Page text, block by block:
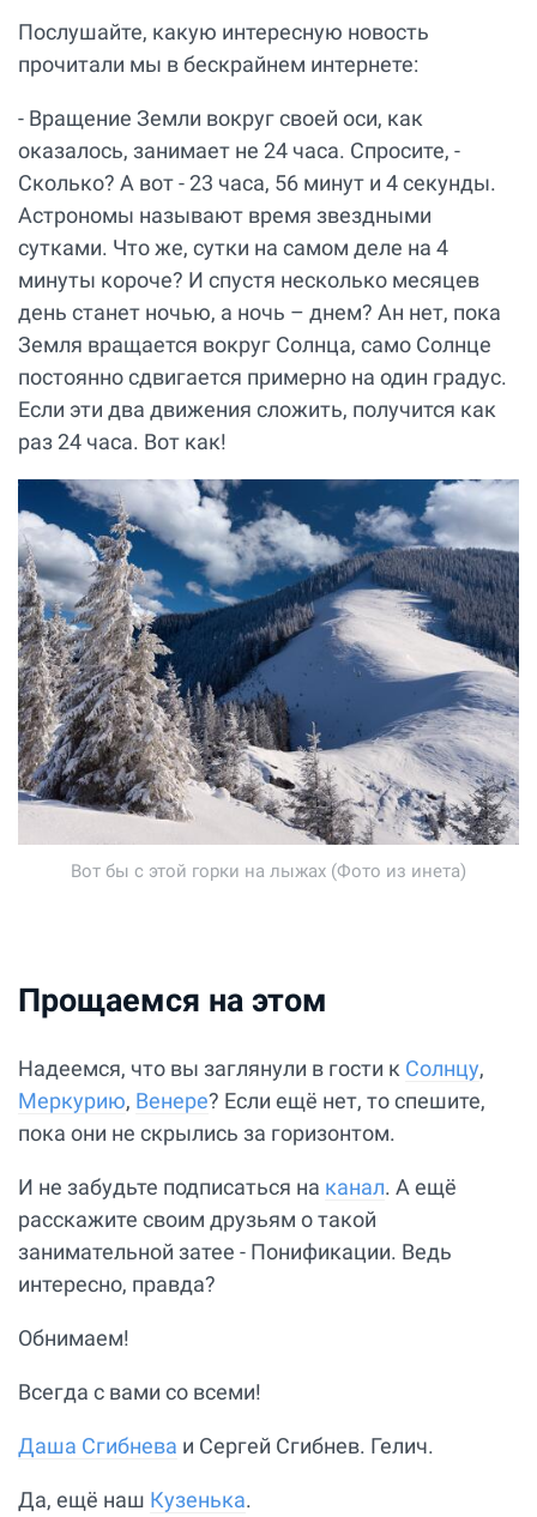
Послушайте, какую интересную новость
прочитали мы в бескрайнем интернете:
- Вращение Земли вокруг своей оси, как
оказалось, занимает не 24 часа. Спросите, -
Сколько? А вот - 23 часа, 56 минут и 4 секунды.
Астрономы называют время звездными
сутками. Что же, сутки на самом деле на 4
минуты короче? И спустя несколько месяцев
день станет ночью, а ночь – днем? Ан нет, пока
Земля вращается вокруг Солнца, само Солнце
постоянно сдвигается примерно на один градус.
Если эти два движения сложить, получится как
раз 24 часа. Вот как!
Вот бы с этой горки на лыжах (Фото из инета)
Прощаемся на этом
Надеемся, что вы заглянули в гости к Солнцу,
Меркурию, Венере? Если ещё нет, то спешите,
пока они не скрылись за горизонтом.
И не забудьте подписаться на канал. А ещё
расскажите своим друзьям о такой
занимательной затее - Понификации. Ведь
интересно, правда?
Обнимаем!
Всегда с вами со всеми!
Даша Сгибнева и Сергей Сгибнев. Гелич.
Да, ещё наш Кузенька.